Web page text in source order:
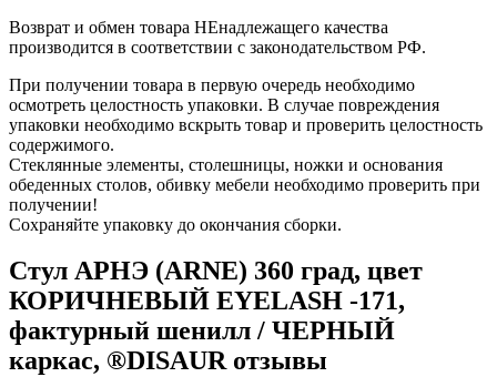
Возврат и обмен товара НЕнадлежащего качества
производится в соответствии с законодательством РФ.
При получении товара в первую очередь необходимо
осмотреть целостность упаковки. В случае повреждения
упаковки необходимо вскрыть товар и проверить целостность
содержимого.
Стеклянные элементы, столешницы, ножки и основания
обеденных столов, обивку мебели необходимо проверить при
получении!
Сохраняйте упаковку до окончания сборки.
Стул АРНЭ (ARNE) 360 град, цвет
КОРИЧНЕВЫЙ EYELASH -171,
фактурный шенилл / ЧЕРНЫЙ
каркас, ®DISAUR отзывы